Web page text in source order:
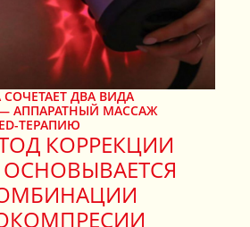
ДВА ВИДА
АППАРАТНЫЙ МАССАЖ
ТЕРАПИЮ
КОРРЕКЦИИ